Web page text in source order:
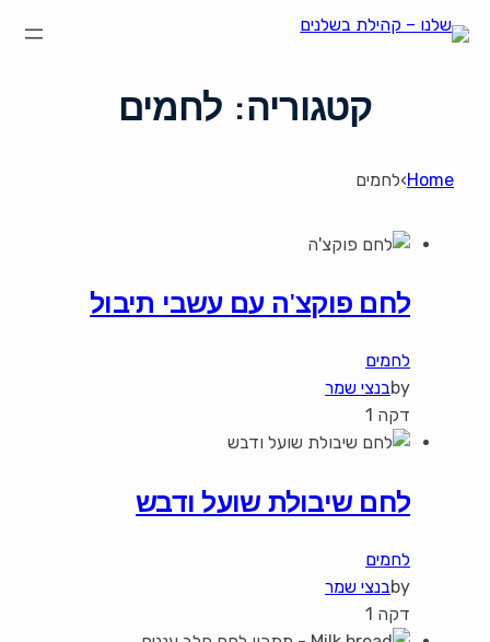
קטגוריה: לחמים
Home
›לחמים
לחם פוקצ'ה עם עשבי תיבול
לחמים
byבנצי שמר
דקה 1
לחם שיבולת שועל ודבש
לחמים
byבנצי שמר
דקה 1